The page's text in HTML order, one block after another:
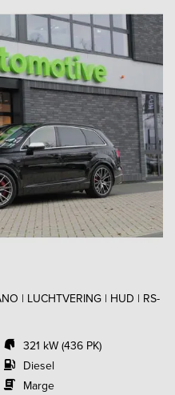
| LUCHTVERING | HUD | RS-
321 kW (436 PK)
Diesel
Marge